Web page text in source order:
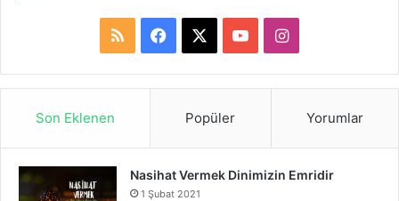
S
a
b
o
u
I
n
a
Son Eklenen Popüler Yorumlar
Nasihat Vermek Dinimizin Emridir
1 Şubat 2021